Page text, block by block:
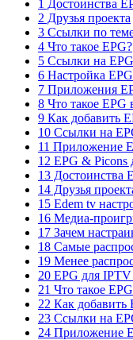
1 Достоинства
2 Друзья проекта
3 Ссылки по
4 Что такое EPG?
5 Ссылки на
6 Настройка
7 Приложения
8 Что такое EPG
9 Как добавить
10 Ссылки на
11 Приложение
12 EPG & Picons
13 Достоинства
14 Друзья
15 Edem tv
16 Медиа-
17 Зачем
18 Самые
19 Менее
20 EPG для
21 Что такое
22 Как добавить
23 Ссылки на
24 Приложение